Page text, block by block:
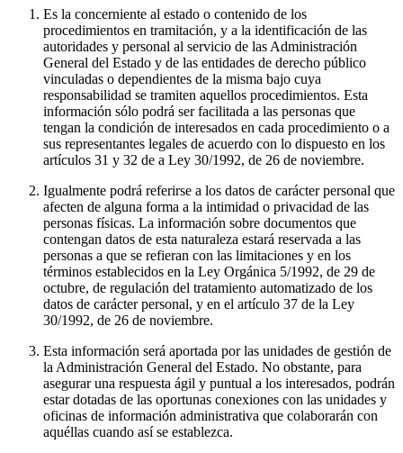
Es la concerniente al estado o contenido de los
procedimientos en tramitación, y a la identificación de las
autoridades y personal al servicio de las Administración
General del Estado y de las entidades de derecho público
vinculadas o dependientes de la misma bajo cuya
responsabilidad se tramiten aquellos procedimientos. Esta
información sólo podrá ser facilitada a las personas que
tengan la condición de interesados en cada procedimiento o a
sus representantes legales de acuerdo con lo dispuesto en los
artículos 31 y 32 de a Ley 30/1992, de 26 de noviembre.
Igualmente podrá referirse a los datos de carácter personal que
afecten de alguna forma a la intimidad o privacidad de las
personas físicas. La información sobre documentos que
contengan datos de esta naturaleza estará reservada a las
personas a que se refieran con las limitaciones y en los
términos establecidos en la Ley Orgánica 5/1992, de 29 de
octubre, de regulación del tratamiento automatizado de los
datos de carácter personal, y en el artículo 37 de la Ley
30/1992, de 26 de noviembre.
Esta información será aportada por las unidades de gestión de
la Administración General del Estado. No obstante, para
asegurar una respuesta ágil y puntual a los interesados, podrán
estar dotadas de las oportunas conexiones con las unidades y
oficinas de información administrativa que colaborarán con
aquéllas cuando así se establezca.